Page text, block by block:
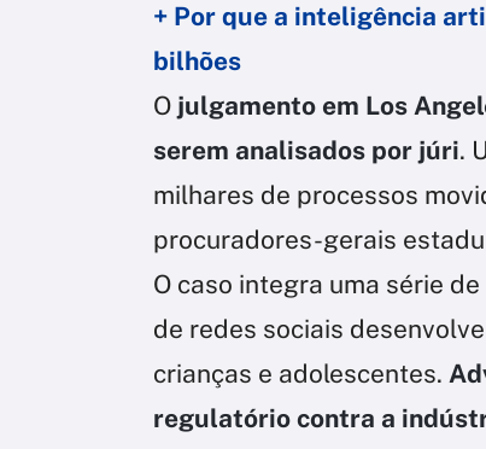
+ Por que a inteligência
bilhões
O julgamento em Los
serem analisados por júri.
milhares de processos
procuradores-gerais
O caso integra uma série
de redes sociais
crianças e adolescentes.
regulatório contra a